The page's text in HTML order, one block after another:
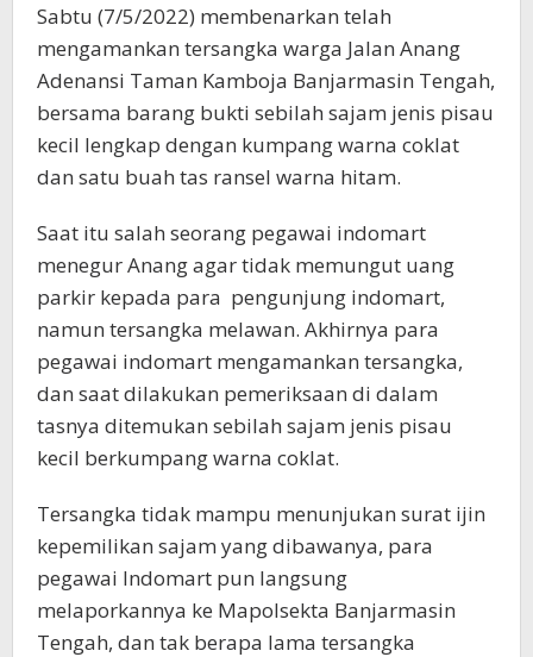
Sabtu (7/5/2022) membenarkan telah
mengamankan tersangka warga Jalan Anang
Adenansi Taman Kamboja Banjarmasin Tengah,
bersama barang bukti sebilah sajam jenis pisau
kecil lengkap dengan kumpang warna coklat
dan satu buah tas ransel warna hitam.
Saat itu salah seorang pegawai indomart
menegur Anang agar tidak memungut uang
parkir kepada para pengunjung indomart,
namun tersangka melawan. Akhirnya para
pegawai indomart mengamankan tersangka,
dan saat dilakukan pemeriksaan di dalam
tasnya ditemukan sebilah sajam jenis pisau
kecil berkumpang warna coklat.
Tersangka tidak mampu menunjukan surat ijin
kepemilikan sajam yang dibawanya, para
pegawai Indomart pun langsung
melaporkannya ke Mapolsekta Banjarmasin
Tengah, dan tak berapa lama tersangka